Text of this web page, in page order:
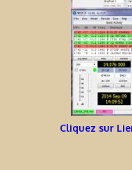
Cliquez sur